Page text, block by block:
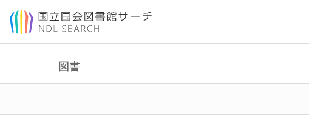
本文へ移動
図書